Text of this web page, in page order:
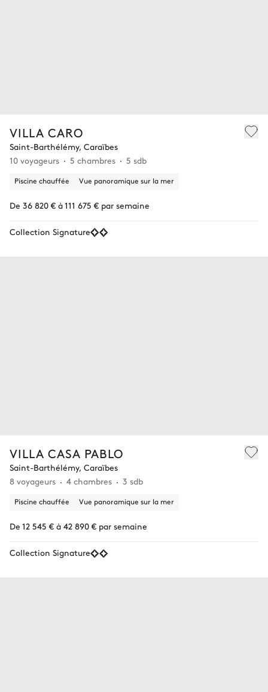
VILLA CARO
Saint-Barthélémy, Caraïbes
10 voyageurs
5 chambres 5 sdb
Piscine chauffée Vue panoramique sur la mer
De 36 820 € à 111 675 € par semaine
Collection Signature
VILLA CASA PABLO
Saint-Barthélémy, Caraïbes
8 voyageurs
4 chambres 3 sdb
Piscine chauffée Vue panoramique sur la mer
De 12 545 € à 42 890 € par semaine
Collection Signature